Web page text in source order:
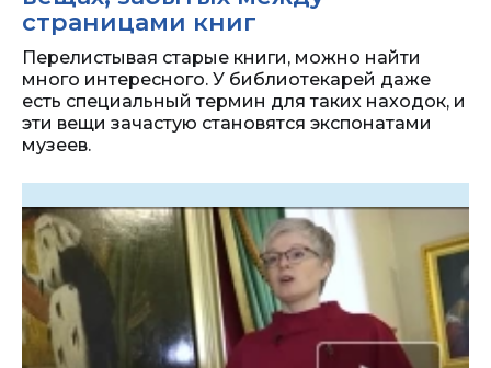
страницами книг
Перелистывая старые книги, можно найти
много интересного. У библиотекарей даже
есть специальный термин для таких находок, и
эти вещи зачастую становятся экспонатами
музеев.